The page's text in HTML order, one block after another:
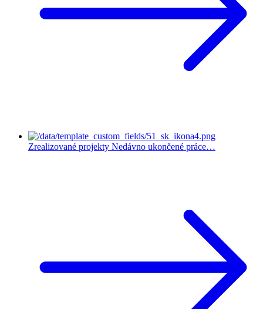
Zrealizované projekty Nedávno ukončené práce…